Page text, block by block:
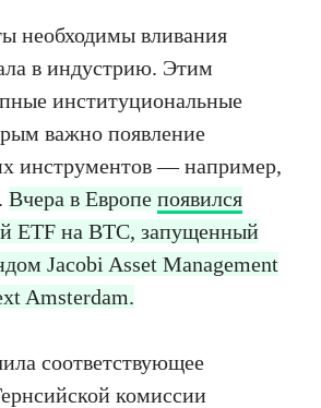
необходимы вливания
в индустрию. Этим
институциональные
важно появление
инструментов — например,
Вчера в Европе появился
ETF на BTC, запущенный
Jacobi Asset Management
Amsterdam.
соответствующее
комиссии